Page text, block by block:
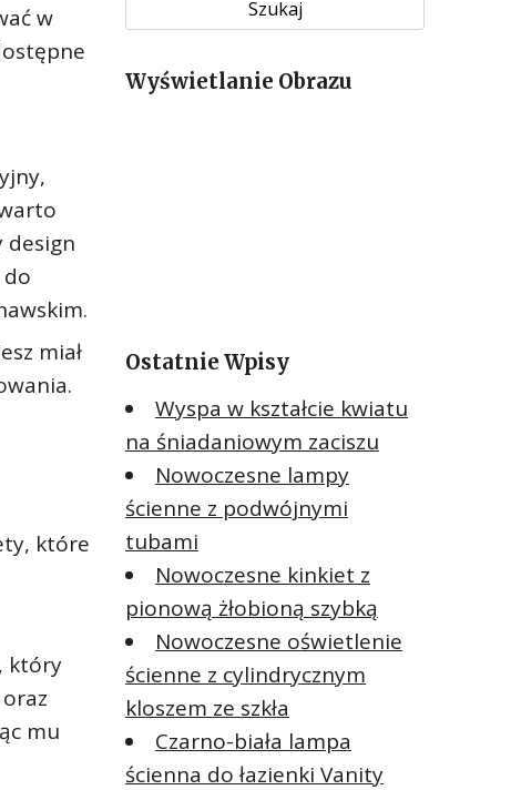
w
design
miał
które
który
mu
k
jWyświetlanie Obrazu
Ostatnie Wpisy
Wyspa w kształcie kwiatu
na śniadaniowym zaciszu
Nowoczesne lampy
ścienne z podwójnymi
tubami
Nowoczesne kinkiet z
pionową żłobioną szybką
Nowoczesne oświetlenie
ścienne z cylindrycznym
kloszem ze szkła
Czarno-biała lampa
ścienna do łazienki Vanity